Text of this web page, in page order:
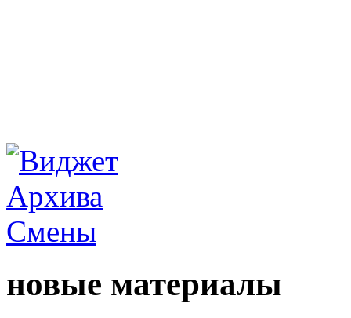
новые материалы